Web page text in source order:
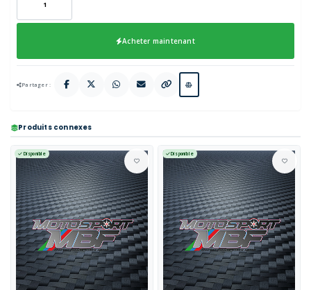
Acheter maintenant
Partager :
Produits connexes
Disponible Disponible